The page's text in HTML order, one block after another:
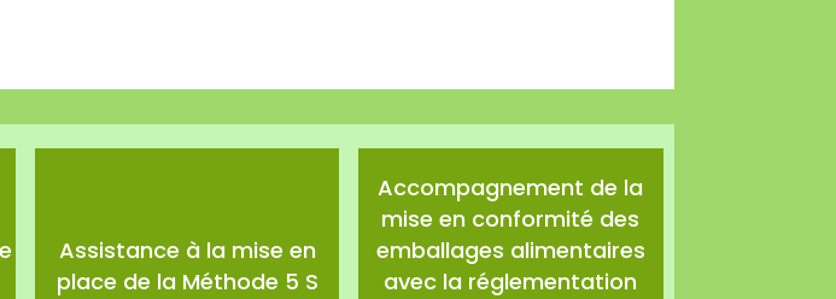
Assistance à la mise en
place de la Méthode 5 S
Accompagnement de la
mise en conformité des
emballages alimentaires
avec la réglementation